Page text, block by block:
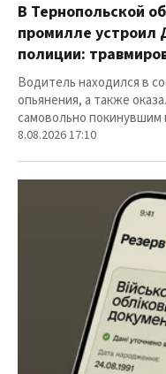
В Тернопольской
промилле устроил
полиции:
Водитель находился в
опьянения, а также
самовольно покинувшим
8.08.2026 17:10